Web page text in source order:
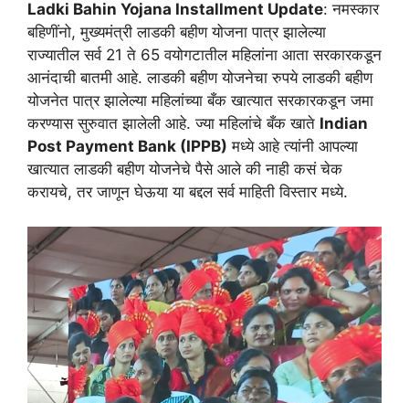
Ladki Bahin Yojana Installment Update: नमस्कार
बहिणींनो, मुख्यमंत्री लाडकी बहीण योजना पात्र झालेल्या
राज्यातील सर्व 21 ते 65 वयोगटातील महिलांना आता सरकारकडून
आनंदाची बातमी आहे. लाडकी बहीण योजनेचा रुपये लाडकी बहीण
योजनेत पात्र झालेल्या महिलांच्या बँक खात्यात सरकारकडून जमा
करण्यास सुरुवात झालेली आहे. ज्या महिलांचे बँक खाते Indian
Post Payment Bank (IPPB) मध्ये आहे त्यांनी आपल्या
खात्यात लाडकी बहीण योजनेचे पैसे आले की नाही कसं चेक
करायचे, तर जाणून घेऊया या बद्दल सर्व माहिती विस्तार मध्ये.